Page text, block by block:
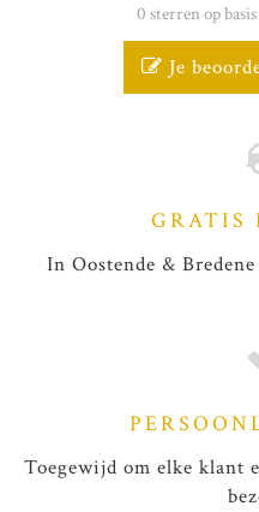
0 sterren op
Je
GRATIS
In Oostende &
Toegewijd om elke klant